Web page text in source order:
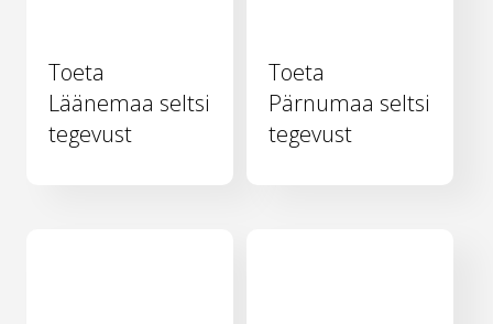
Toeta
Läänemaa seltsi
tegevust
Toeta
Pärnumaa seltsi
tegevust